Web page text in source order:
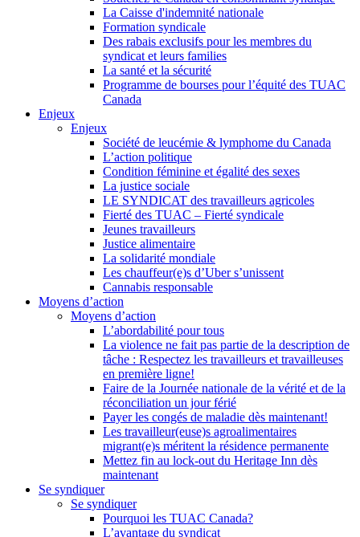
La Caisse d'indemnité nationale
Formation syndicale
Des rabais exclusifs pour les membres du
syndicat et leurs families
La santé et la sécurité
Programme de bourses pour l’équité des TUAC
Canada
Enjeux
Enjeux
Société de leucémie & lymphome du Canada
L’action politique
Condition féminine et égalité des sexes
La justice sociale
LE SYNDICAT des travailleurs agricoles
Fierté des TUAC – Fierté syndicale
Jeunes travailleurs
Justice alimentaire
La solidarité mondiale
Les chauffeur(e)s d’Uber s’unissent
Cannabis responsable
Moyens d’action
Moyens d’action
L’abordabilité pour tous
La violence ne fait pas partie de la description de
tâche : Respectez les travailleurs et travailleuses
en première ligne!
Faire de la Journée nationale de la vérité et de la
réconciliation un jour férié
Payer les congés de maladie dès maintenant!
Les travailleur(euse)s agroalimentaires
migrant(e)s méritent la résidence permanente
Mettez fin au lock-out du Heritage Inn dès
maintenant
Se syndiquer
Se syndiquer
Pourquoi les TUAC Canada?
L’avantage du syndicat